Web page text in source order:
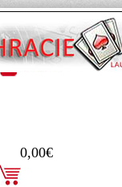
Prihlásenie
0,00€